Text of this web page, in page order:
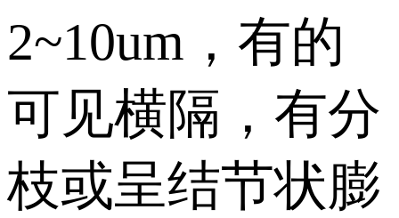
2~10um，有的
可见横隔，有分
枝或呈结节状膨